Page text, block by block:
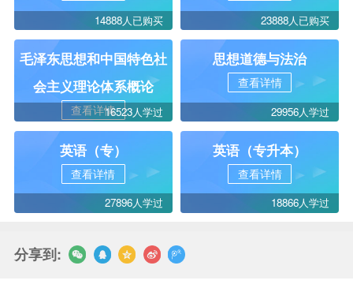
14888人已购买 23888人已购买
毛泽东思想和中国特色社
会主义理论体系概论
查看详情16523人学过
思想道德与法治
查看详情
29956人学过
英语（专）
查看详情
27896人学过
英语（专升本）
查看详情
18866人学过
分享到: